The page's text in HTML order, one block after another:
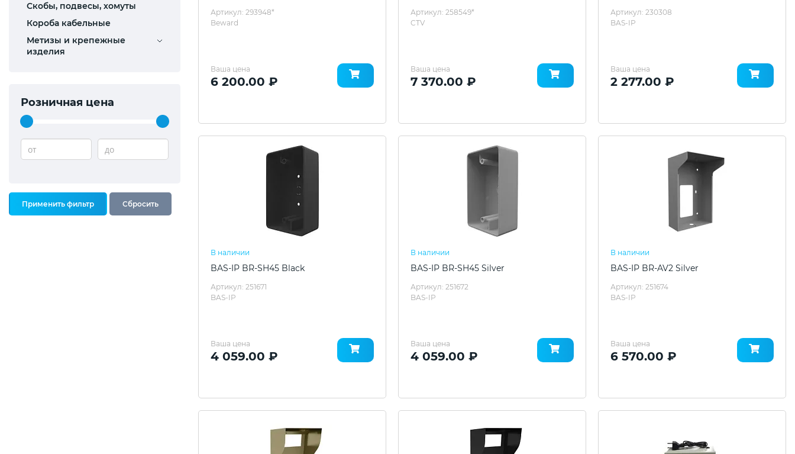
Скобы, подвесы, хомуты
Короба кабельные
Метизы и крепежные
изделия
Розничная цена
от до
Артикул: 293948*
Beward
Ваша цена
6 200.00 ₽
Артикул: 258549*
CTV
Ваша цена
7 370.00 ₽
Артикул: 230308
BAS-IP
Ваша цена
2 277.00 ₽
В наличии
BAS-IP BR-SH45 Black
Артикул: 251671
BAS-IP
Ваша цена
4 059.00 ₽
В наличии
BAS-IP BR-SH45 Silver
Артикул: 251672
BAS-IP
Ваша цена
4 059.00 ₽
В наличии
BAS-IP BR-AV2 Silver
Артикул: 251674
BAS-IP
Ваша цена
6 570.00 ₽